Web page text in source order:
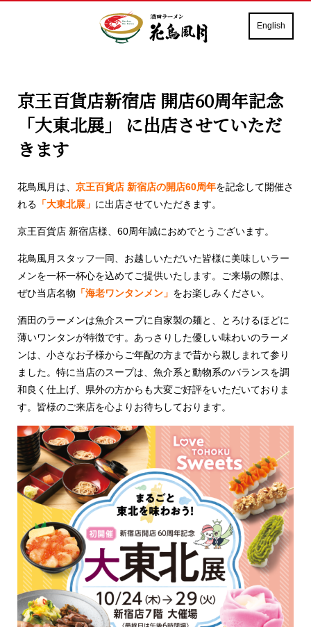
English
京王百貨店新宿店 開店60周年記念
「大東北展」 に出店させていただ
きます
花鳥風月は、 京王百貨店 新宿店の開店60周年を記念して開催さ
れる 「大東北展」 に出店させていただきます。
京王百貨店 新宿店様、60周年誠におめでとうございます。
花鳥風月スタッフ一同、お越しいただいた皆様に美味しいラー
メンを一杯一杯心を込めてご提供いたします。ご来場の際は、
ぜひ当店名物 「海老ワンタンメン」 をお楽しみください。
酒田のラーメンは魚介スープに自家製の麺と、とろけるほどに
薄いワンタンが特徴です。あっさりした優しい味わいのラーメ
ンは、小さなお子様からご年配の方まで昔から親しまれて参り
ました。特に当店のスープは、魚介系と動物系のバランスを調
和良く仕上げ、県外の方からも大変ご好評をいただいておりま
す。皆様のご来店を心よりお待ちしております。